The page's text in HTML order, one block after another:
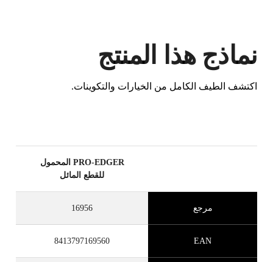
CLUB
حتى 84
نقطة RUBI
BETA VERSION IN ENGLISH
نماذج هذا المنتج
اكتشف الطيف الكامل من الخيارات والتكوينات.
PRO-EDGER المحمول
للقطع المائل
مرجع 16956
EAN
8413797169560